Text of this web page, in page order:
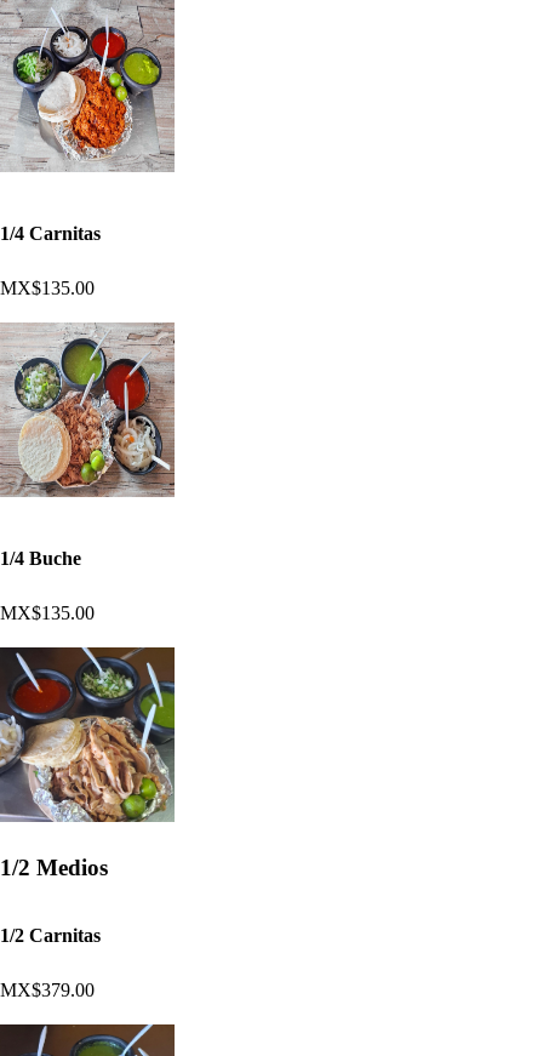
1/4 Carnitas
MX$135.00
1/4 Buche
MX$135.00
1/2 Medios
1/2 Carnitas
MX$379.00